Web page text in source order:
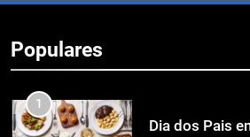
Populares
A 6ª edição
de
1
Dia dos Pais